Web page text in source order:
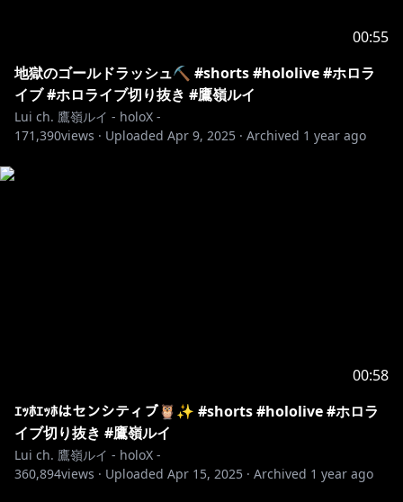
00:55
地獄のゴールドラッシュ⛏️ #shorts #hololive #ホロラ
イブ #ホロライブ切り抜き #鷹嶺ルイ
Lui ch. 鷹嶺ルイ - holoX -
171,390views · Uploaded Apr 9, 2025 · Archived 1 year ago
00:58
ｴｯﾎｴｯﾎはセンシティブ🦉✨ #shorts #hololive #ホロラ
イブ切り抜き #鷹嶺ルイ
Lui ch. 鷹嶺ルイ - holoX -
360,894views · Uploaded Apr 15, 2025 · Archived 1 year ago